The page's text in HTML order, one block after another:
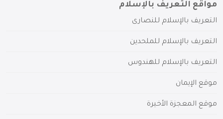
مواقع التعريف بالإسلام
التعريف بالإسلام للنصارى
التعريف بالإسلام للملحدين
التعريف بالإسلام للهندوس
موقع الإيمان
موقع المعجزة الأخيرة